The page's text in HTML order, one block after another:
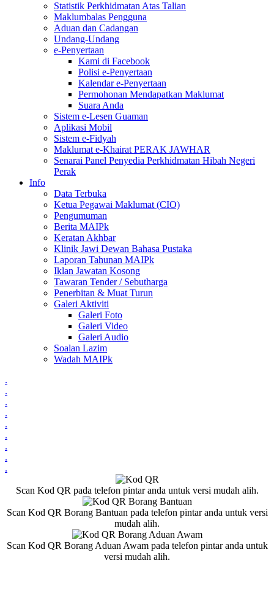
Statistik Perkhidmatan Atas Talian
Maklumbalas Pengguna
Aduan dan Cadangan
Undang-Undang
e-Penyertaan
Kami di Facebook
Polisi e-Penyertaan
Kalendar e-Penyertaan
Permohonan Mendapatkan Maklumat
Suara Anda
Sistem e-Lesen Guaman
Aplikasi Mobil
Sistem e-Fidyah
Maklumat e-Khairat PERAK JAWHAR
Senarai Panel Penyedia Perkhidmatan Hibah Negeri
Perak
Info
Data Terbuka
Ketua Pegawai Maklumat (CIO)
Pengumuman
Berita MAIPk
Keratan Akhbar
Klinik Jawi Dewan Bahasa Pustaka
Laporan Tahunan MAIPk
Iklan Jawatan Kosong
Tawaran Tender / Sebutharga
Penerbitan & Muat Turun
Galeri Aktiviti
Galeri Foto
Galeri Video
Galeri Audio
Soalan Lazim
Wadah MAIPk
.
.
.
.
.
.
.
.
.
Scan Kod QR pada telefon pintar anda untuk versi mudah alih.
Scan Kod QR Borang Bantuan pada telefon pintar anda untuk versi
mudah alih.
Scan Kod QR Borang Aduan Awam pada telefon pintar anda untuk
versi mudah alih.